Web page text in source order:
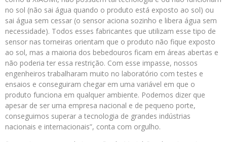
no sol (não sai água quando o produto está exposto ao sol) ou
sai água sem cessar (o sensor aciona sozinho e libera água sem
necessidade). Todos esses fabricantes que utilizam esse tipo de
sensor nas torneiras orientam que o produto não fique exposto
ao sol, mas a maioria dos bebedouros ficam em áreas abertas e
não poderia ter essa restrição. Com esse impasse, nossos
engenheiros trabalharam muito no laboratório com testes e
ensaios e conseguiram chegar em uma variável em que o
produto funciona em qualquer ambiente. Podemos dizer que
apesar de ser uma empresa nacional e de pequeno porte,
conseguimos superar a tecnologia de grandes indústrias
nacionais e internacionais”, conta com orgulho.